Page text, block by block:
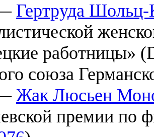
Гертруда
работницы»
союза
Жак Люсьен
премии по